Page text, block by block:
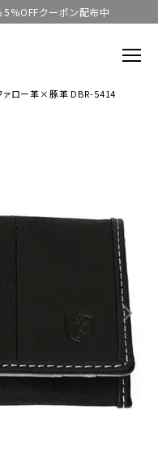
5%OFFクーポン配布中
ァロー革×豚革 DBR-5414